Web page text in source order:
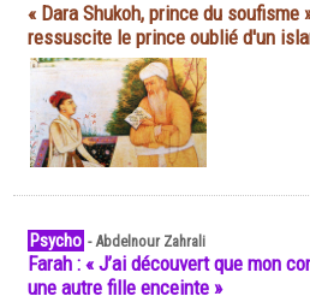
« Dara Shukoh, prince du soufisme
ressuscite le prince oublié d'un
Psycho -Abdelnour Zahrali
Farah : « J’ai découvert que mon
une autre fille enceinte »